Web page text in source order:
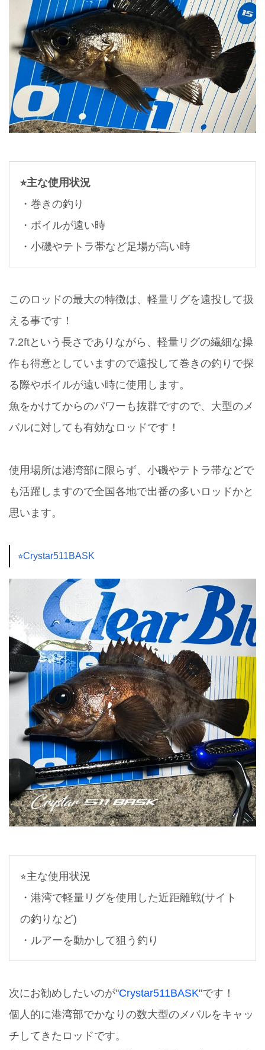
⭐︎主な使用状況
・巻きの釣り
・ボイルが遠い時
・小磯やテトラ帯など足場が高い時
このロッドの最大の特徴は、軽量リグを遠投して扱
える事です！
7.2ftという長さでありながら、軽量リグの繊細な操
作も得意としていますので遠投して巻きの釣りで探
る際やボイルが遠い時に使用します。
魚をかけてからのパワーも抜群ですので、大型のメ
バルに対しても有効なロッドです！
使用場所は港湾部に限らず、小磯やテトラ帯などで
も活躍しますので全国各地で出番の多いロッドかと
思います。
⭐︎Crystar511BASK
⭐︎主な使用状況
・港湾で軽量リグを使用した近距離戦(サイト
の釣りなど)
・ルアーを動かして狙う釣り
次にお勧めしたいのが"Crystar511BASK"です！
個人的に港湾部でかなりの数大型のメバルをキャッ
チしてきたロッドです。